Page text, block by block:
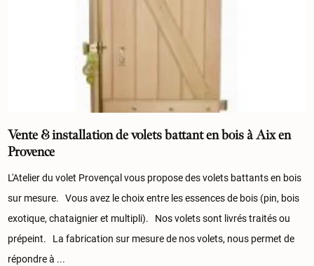
Vente & installation de volets battant en bois à Aix en
Provence
L'Atelier du volet Provençal vous propose des volets battants en bois
sur mesure. Vous avez le choix entre les essences de bois (pin, bois
exotique, chataignier et multipli). Nos volets sont livrés traités ou
prépeint. La fabrication sur mesure de nos volets, nous permet de
répondre à ...